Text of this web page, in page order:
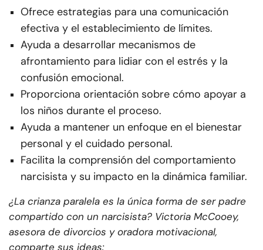
Ofrece estrategias para una comunicación
efectiva y el establecimiento de límites.
Ayuda a desarrollar mecanismos de
afrontamiento para lidiar con el estrés y la
confusión emocional.
Proporciona orientación sobre cómo apoyar a
los niños durante el proceso.
Ayuda a mantener un enfoque en el bienestar
personal y el cuidado personal.
Facilita la comprensión del comportamiento
narcisista y su impacto en la dinámica familiar.
¿La crianza paralela es la única forma de ser padre
compartido con un narcisista? Victoria McCooey,
asesora de divorcios y oradora motivacional,
comparte sus ideas: